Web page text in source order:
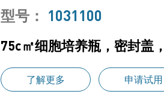
型号： 1031100
75c㎡细胞培养瓶，密封盖
了解更多 申请试用